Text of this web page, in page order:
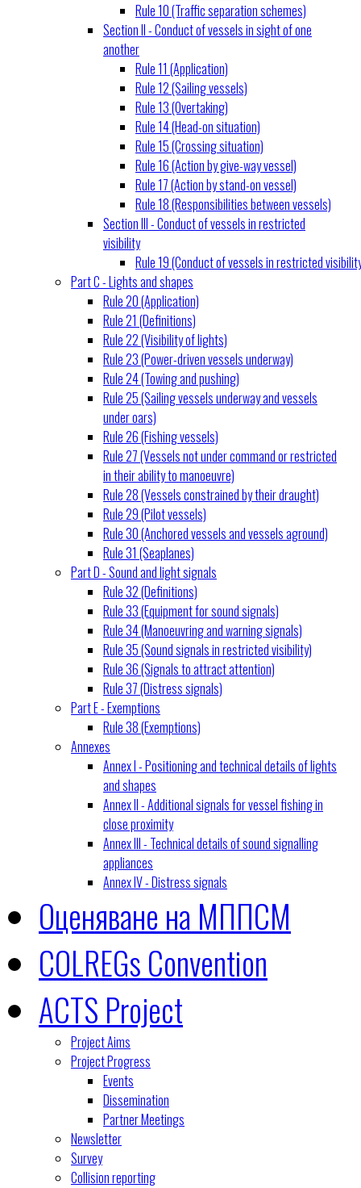
Rule 10 (Traffic separation schemes)
Section II - Conduct of vessels in sight of one
another
Rule 11 (Application)
Rule 12 (Sailing vessels)
Rule 13 (Overtaking)
Rule 14 (Head-on situation)
Rule 15 (Crossing situation)
Rule 16 (Action by give-way vessel)
Rule 17 (Action by stand-on vessel)
Rule 18 (Responsibilities between vessels)
Section III - Conduct of vessels in restricted
visibility
Rule 19 (Conduct of vessels in restricted
Part C - Lights and shapes
Rule 20 (Application)
Rule 21 (Definitions)
Rule 22 (Visibility of lights)
Rule 23 (Power-driven vessels underway)
Rule 24 (Towing and pushing)
Rule 25 (Sailing vessels underway and vessels
under oars)
Rule 26 (Fishing vessels)
Rule 27 (Vessels not under command or restricted
in their ability to manoeuvre)
Rule 28 (Vessels constrained by their draught)
Rule 29 (Pilot vessels)
Rule 30 (Anchored vessels and vessels aground)
Rule 31 (Seaplanes)
Part D - Sound and light signals
Rule 32 (Definitions)
Rule 33 (Equipment for sound signals)
Rule 34 (Manoeuvring and warning signals)
Rule 35 (Sound signals in restricted visibility)
Rule 36 (Signals to attract attention)
Rule 37 (Distress signals)
Part E - Exemptions
Rule 38 (Exemptions)
Annexes
Annex I - Positioning and technical details of lights
and shapes
Annex II - Additional signals for vessel fishing in
close proximity
Annex III - Technical details of sound signalling
appliances
Annex IV - Distress signals
Оценяване на МППСМ
COLREGs Convention
ACTS Project
Project Aims
Project Progress
Events
Dissemination
Partner Meetings
Newsletter
Survey
Collision reporting